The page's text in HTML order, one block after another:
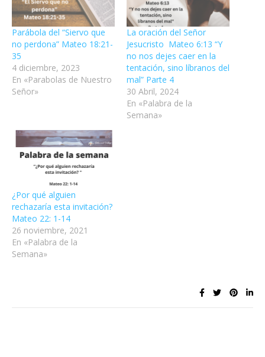
Parábola del “Siervo que
no perdona” Mateo 18:21-
35
4 diciembre, 2023
En «Parabolas de Nuestro
Señor»
La oración del Señor
Jesucristo Mateo 6:13 “Y
no nos dejes caer en la
tentación, sino líbranos del
mal” Parte 4
30 Abril, 2024
En «Palabra de la
Semana»
¿Por qué alguien
rechazaría esta invitación?
Mateo 22: 1-14
26 noviembre, 2021
En «Palabra de la
Semana»